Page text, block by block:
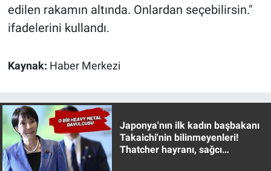
edilen rakamın altında. Onlardan seçebilirsin."
ifadelerini kullandı.
Kaynak: Haber Merkezi
Japonya'nın ilk kadın başbakanı
Takaichi'nin bilinmeyenleri!
Thatcher hayranı, sağcı